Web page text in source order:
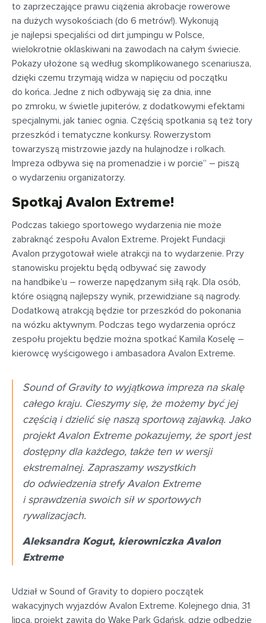
to zaprzeczające prawu ciążenia akrobacje rowerowe
na dużych wysokościach (do 6 metrów!). Wykonują
je najlepsi specjaliści od dirt jumpingu w Polsce,
wielokrotnie oklaskiwani na zawodach na całym świecie.
Pokazy ułożone są według skomplikowanego scenariusza,
dzięki czemu trzymają widza w napięciu od początku
do końca. Jedne z nich odbywają się za dnia, inne
po zmroku, w świetle jupiterów, z dodatkowymi efektami
specjalnymi, jak taniec ognia. Częścią spotkania są też tory
przeszkód i tematyczne konkursy. Rowerzystom
towarzyszą mistrzowie jazdy na hulajnodze i rolkach.
Impreza odbywa się na promenadzie i w porcie” – piszą
o wydarzeniu organizatorzy.
Spotkaj Avalon Extreme!
Podczas takiego sportowego wydarzenia nie może
zabraknąć zespołu Avalon Extreme. Projekt Fundacji
Avalon przygotował wiele atrakcji na to wydarzenie. Przy
stanowisku projektu będą odbywać się zawody
na handbike’u – rowerze napędzanym siłą rąk. Dla osób,
które osiągną najlepszy wynik, przewidziane są nagrody.
Dodatkową atrakcją będzie tor przeszkód do pokonania
na wózku aktywnym. Podczas tego wydarzenia oprócz
zespołu projektu będzie można spotkać Kamila Koselę –
kierowcę wyścigowego i ambasadora Avalon Extreme.
Sound of Gravity to wyjątkowa impreza na skalę
całego kraju. Cieszymy się, że możemy być jej
częścią i dzielić się naszą sportową zajawką. Jako
projekt Avalon Extreme pokazujemy, że sport jest
dostępny dla każdego, także ten w wersji
ekstremalnej. Zapraszamy wszystkich
do odwiedzenia strefy Avalon Extreme
i sprawdzenia swoich sił w sportowych
rywalizacjach.
Aleksandra Kogut, kierowniczka Avalon
Extreme
Udział w Sound of Gravity to dopiero początek
wakacyjnych wyjazdów Avalon Extreme. Kolejnego dnia, 31
lipca, projekt zawita do Wake Park Gdańsk, gdzie odbędzie